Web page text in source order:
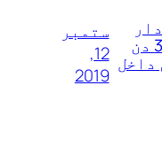
جھڑپیں، بھارتی فوج 39 دن
داخل
ستمبر
12,
2019